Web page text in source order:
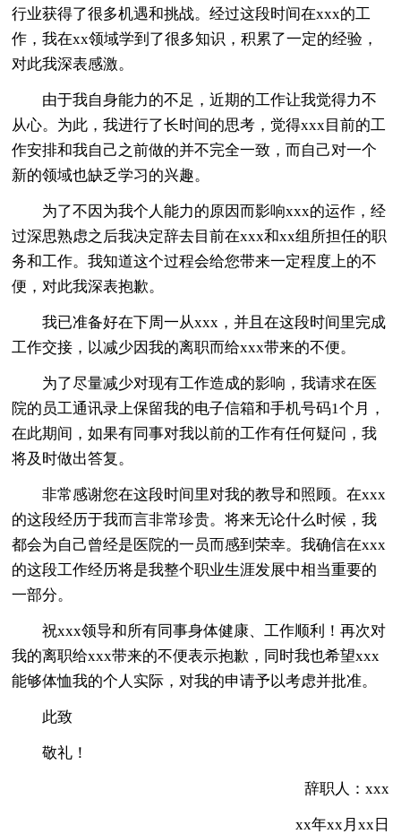
行业获得了很多机遇和挑战。经过这段时间在xxx的工
作，我在xx领域学到了很多知识，积累了一定的经验，
对此我深表感激。
由于我自身能力的不足，近期的工作让我觉得力不
从心。为此，我进行了长时间的思考，觉得xxx目前的工
作安排和我自己之前做的并不完全一致，而自己对一个
新的领域也缺乏学习的兴趣。
为了不因为我个人能力的原因而影响xxx的运作，经
过深思熟虑之后我决定辞去目前在xxx和xx组所担任的职
务和工作。我知道这个过程会给您带来一定程度上的不
便，对此我深表抱歉。
我已准备好在下周一从xxx，并且在这段时间里完成
工作交接，以减少因我的离职而给xxx带来的不便。
为了尽量减少对现有工作造成的影响，我请求在医
院的员工通讯录上保留我的电子信箱和手机号码1个月，
在此期间，如果有同事对我以前的工作有任何疑问，我
将及时做出答复。
非常感谢您在这段时间里对我的教导和照顾。在xxx
的这段经历于我而言非常珍贵。将来无论什么时候，我
都会为自己曾经是医院的一员而感到荣幸。我确信在xxx
的这段工作经历将是我整个职业生涯发展中相当重要的
一部分。
祝xxx领导和所有同事身体健康、工作顺利！再次对
我的离职给xxx带来的不便表示抱歉，同时我也希望xxx
能够体恤我的个人实际，对我的申请予以考虑并批准。
此致
敬礼！
辞职人：xxx
xx年xx月xx日